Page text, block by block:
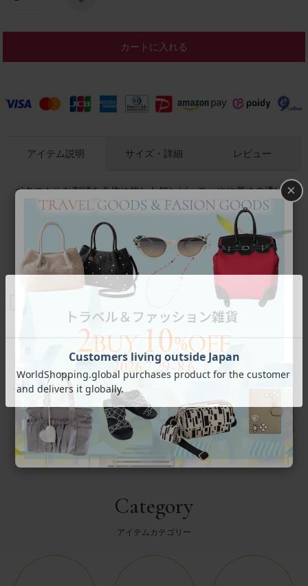
カートに入れる
アイテム説明
ボタニカルな刺繍を全体に施したワンピース。やや厚めの透け
ない素材なので一枚で着られます。春や秋には薄手のインナー
やカーディガンなどのアウターを羽織って、長くご着用いただ
けます。
ひざ丈のワンピースなので、ボトムスを重ね着したコーディネ
ートもおすすめです。
サイズ・詳細 レビュー
返品について
Category
アイテムカテゴリー
×